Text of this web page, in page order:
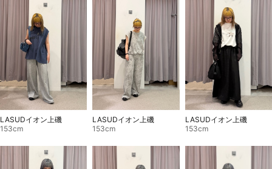
LASUDイオン上磯
153cm
LASUDイオン上磯
153cm
LASUDイオン上磯
153cm